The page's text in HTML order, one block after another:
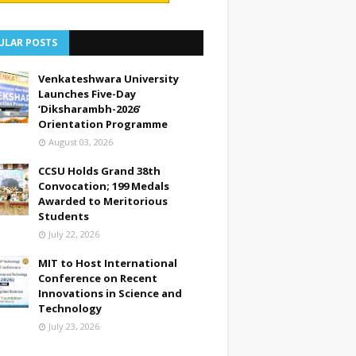
POSTS
Venkateshwara University
Launches Five-Day
‘Diksharambh-2026’
Orientation Programme
August 03, 2026
CCSU Holds Grand 38th
Convocation; 199 Medals
Awarded to Meritorious
Students
July 22, 2026
MIT to Host International
Conference on Recent
Innovations in Science and
Technology
July 23, 2026